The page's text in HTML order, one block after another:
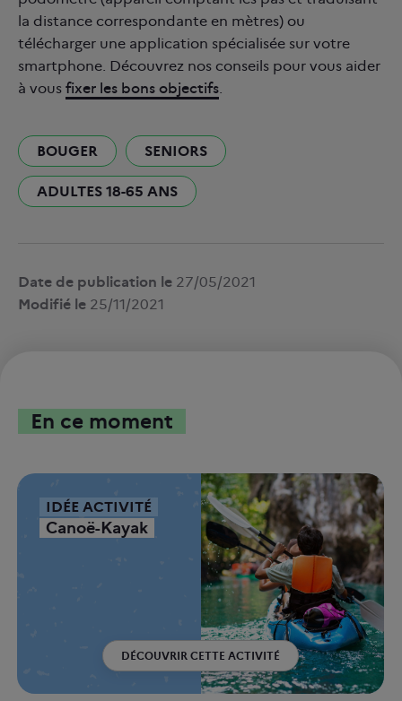
la distance correspondante en mètres) ou
télécharger une application spécialisée sur votre
smartphone. Découvrez nos conseils pour vous aider
à vous fixer les bons objectifs.
BOUGER SENIORS
ADULTES 18-65 ANS
Date de publication le 27/05/2021
Modifié le 25/11/2021
En ce moment
IDÉE ACTIVITÉ
Canoë-Kayak
DÉCOUVRIR CETTE ACTIVITÉ